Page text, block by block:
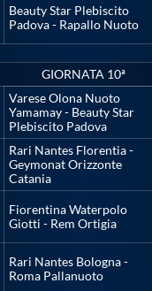
Beauty Star Plebiscito
Padova - Rapallo Nuoto
GIORNATA 10ª
Varese Olona Nuoto
Yamamay - Beauty Star
Plebiscito Padova
Rari Nantes Florentia -
Geymonat Orizzonte
Catania
Fiorentina Waterpolo
Giotti - Rem Ortigia
Rari Nantes Bologna -
Roma Pallanuoto